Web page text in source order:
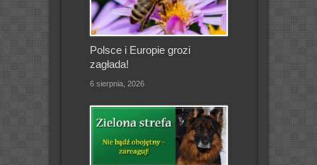
Polsce i Europie grozi
zagłada!
6 sierpnia, 2026